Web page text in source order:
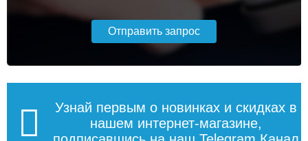
Узнай первым о новинках и скидках в
нашем интернет-магазине,